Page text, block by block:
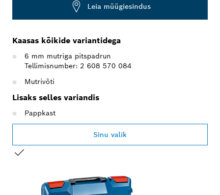
Leia müügiesindus
Kaasas kõikide variantidega
6 mm mutriga pitspadrun
Tellimisnumber: 2 608 570 084
Mutrivõti
Lisaks selles variandis
Pappkast
Sinu valik